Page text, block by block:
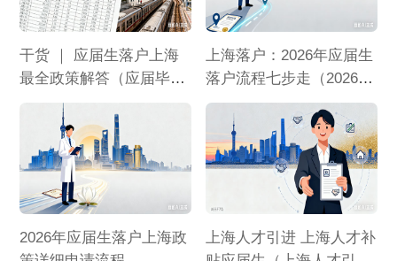
干货 ｜ 应届生落户上海
最全政策解答（应届毕业
生落户上海的政策）
上海落户：2026年应届生
落户流程七步走（2026年
上海应届生落户）
2026年应届生落户上海政
上海人才引进 上海人才补